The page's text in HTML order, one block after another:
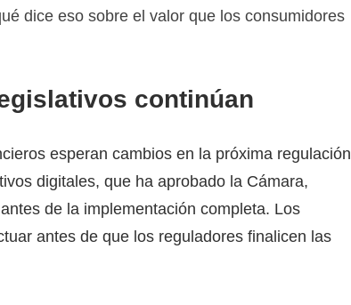
dice eso sobre el valor que los consumidores
continúan
esperan cambios en la próxima regulación
digitales, que ha aprobado la Cámara,
de la implementación completa. Los
antes de que los reguladores finalicen las